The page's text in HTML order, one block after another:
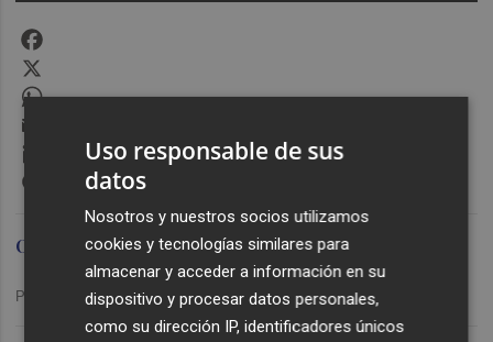
LinkedIn
Messenger
Omid Sokout
Publicado: 05/12/2025 ·19:18
Uso responsable de sus
datos
Nosotros y nuestros socios utilizamos
cookies y tecnologías similares para
almacenar y acceder a información en su
dispositivo y procesar datos personales,
como su dirección IP, identificadores únicos